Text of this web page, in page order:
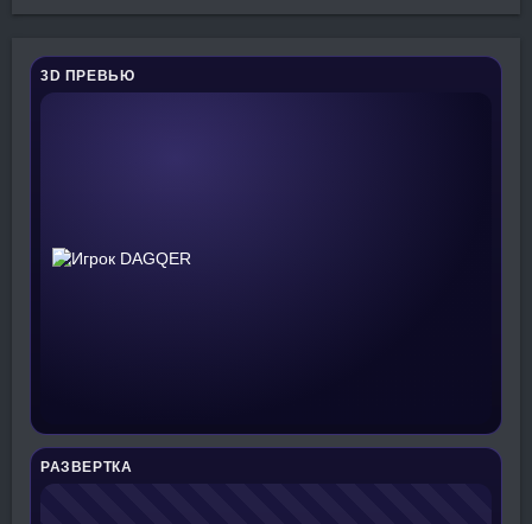
3D ПРЕВЬЮ
РАЗВЕРТКА